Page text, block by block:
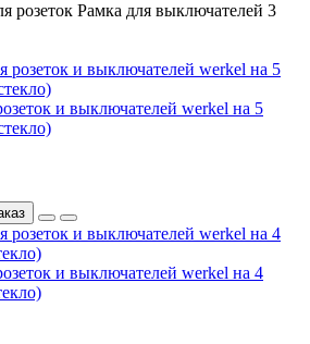
розеток Рамка для выключателей 3
и выключателей werkel на 5
и выключателей werkel на 4